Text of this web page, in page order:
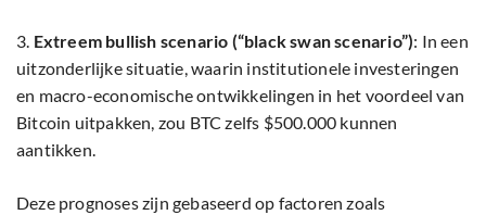
3. Extreem bullish scenario (“black swan scenario”): In een
uitzonderlijke situatie, waarin institutionele investeringen
en macro-economische ontwikkelingen in het voordeel van
Bitcoin uitpakken, zou BTC zelfs $500.000 kunnen
aantikken.
Deze prognoses zijn gebaseerd op factoren zoals